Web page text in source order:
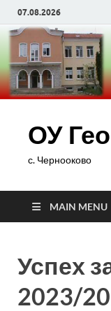
07.08.2026
ОУ
с. Чернооково
MAIN MENU
Успех
2023/